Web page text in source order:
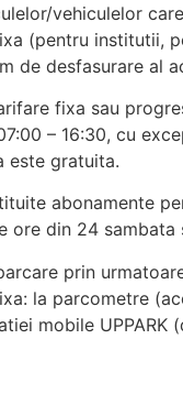
vehiculelor
(pentru institutii,
de desfasurare al
fixa sau
– 16:30, cu
este gratuita.
abonamente
ore din 24 sambata
prin
la parcometre
mobile